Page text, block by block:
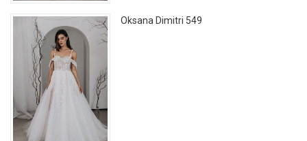
Oksana Dimitri 549